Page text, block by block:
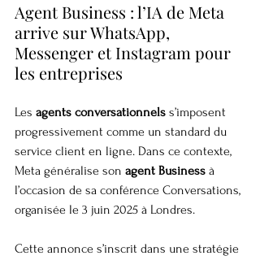
Agent Business : l’IA de Meta
arrive sur WhatsApp,
Messenger et Instagram pour
les entreprises
Les agents conversationnels s’imposent
progressivement comme un standard du
service client en ligne. Dans ce contexte,
Meta généralise son agent Business à
l’occasion de sa conférence Conversations,
organisée le 3 juin 2025 à Londres.
Cette annonce s’inscrit dans une stratégie